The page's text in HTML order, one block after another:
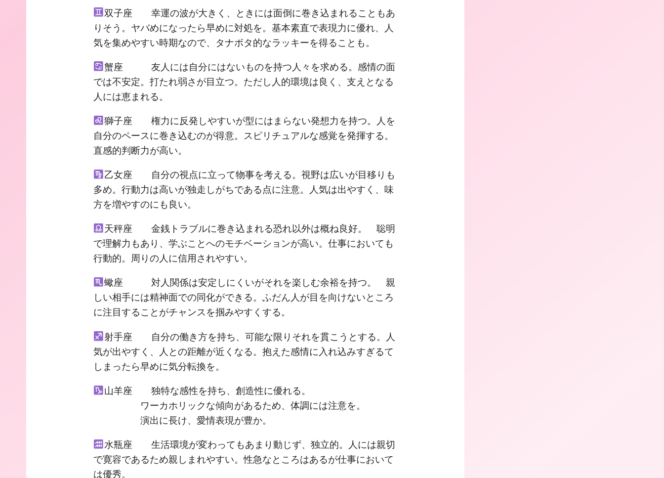
双子座 幸運の波が大きく、ときには面倒に巻き込まれることもあ
りそう。ヤバめになったら早めに対処を。基本素直で表現力に優れ、人
気を集めやすい時期なので、タナボタ的なラッキーを得ることも。
蟹座 友人には自分にはないものを持つ人々を求める。感情の面
では不安定。打たれ弱さが目立つ。ただし人的環境は良く、支えとなる
人には恵まれる。
獅子座 権力に反発しやすいが型にはまらない発想力を持つ。人を
自分のペースに巻き込むのが得意。スピリチュアルな感覚を発揮する。
直感的判断力が高い。
乙女座 自分の視点に立って物事を考える。視野は広いが目移りも
多め。行動力は高いが独走しがちである点に注意。人気は出やすく、味
方を増やすのにも良い。
天秤座 金銭トラブルに巻き込まれる恐れ以外は概ね良好。 聡明
で理解力もあり、学ぶことへのモチベーションが高い。仕事においても
行動的。周りの人に信用されやすい。
蠍座 対人関係は安定しにくいがそれを楽しむ余裕を持つ。 親
しい相手には精神面での同化ができる。ふだん人が目を向けないところ
に注目することがチャンスを掴みやすくする。
射手座 自分の働き方を持ち、可能な限りそれを貫こうとする。人
気が出やすく、人との距離が近くなる。抱えた感情に入れ込みすぎるて
しまったら早めに気分転換を。
山羊座 独特な感性を持ち、創造性に優れる。
ワーカホリックな傾向があるため、体調には注意を。
演出に長け、愛情表現が豊か。
水瓶座 生活環境が変わってもあまり動じず、独立的。人には親切
で寛容であるため親しまれやすい。性急なところはあるが仕事において
は優秀。